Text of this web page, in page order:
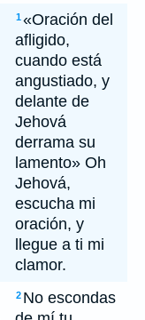
1«Oración del
afligido,
cuando está
angustiado, y
delante de
Jehová
derrama su
lamento» Oh
Jehová,
escucha mi
oración, y
llegue a ti mi
clamor.
2 No escondas